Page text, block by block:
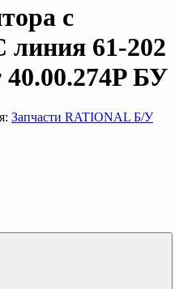
с
линия 61-202
БУ
Запчасти RATIONAL Б/У